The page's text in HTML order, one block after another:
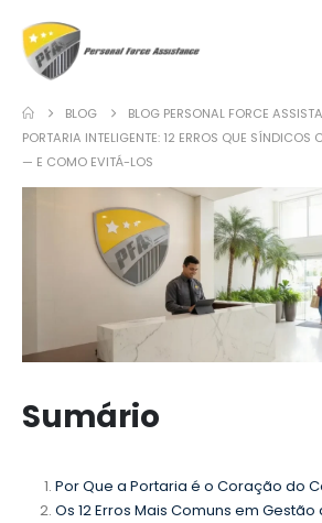
BLOG
BLOG PERSONAL FORCE
PORTARIA INTELIGENTE: 12 ERROS QUE SÍNDICOS
— E COMO EVITÁ-LOS
Sumário
Por Que a Portaria é o Coração do
Os 12 Erros Mais Comuns em